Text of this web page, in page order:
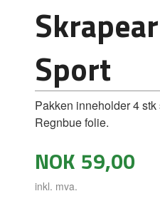
Sport
Pakken inneholder 4
Regnbue folie.
NOK 59,00
inkl. mva.